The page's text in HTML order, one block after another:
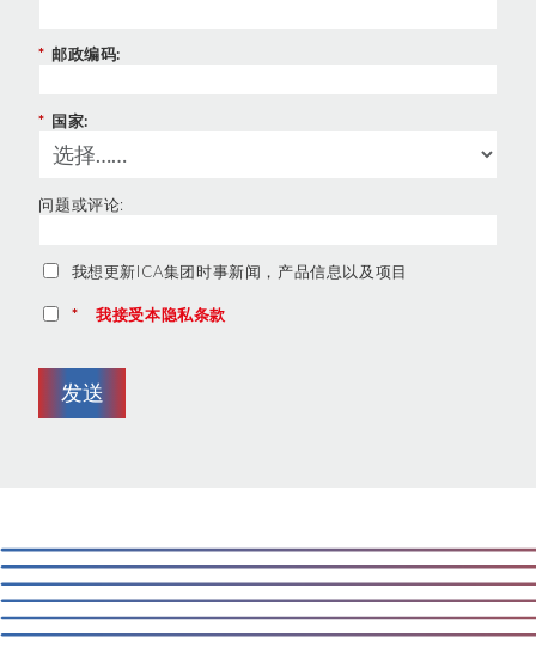
* 邮政编码:
* 国家:
问题或评论:
我想更新ICA集团时事新闻，产品信息以及项目
* 我接受本隐私条款
发送